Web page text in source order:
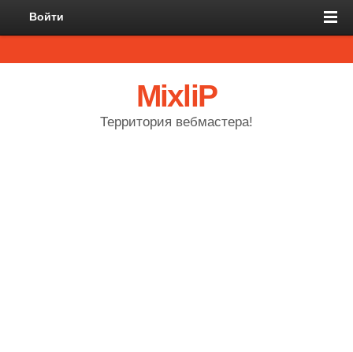
Войти
MixliP
Территория вебмастера!